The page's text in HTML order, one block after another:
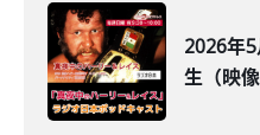
2026年
生（映